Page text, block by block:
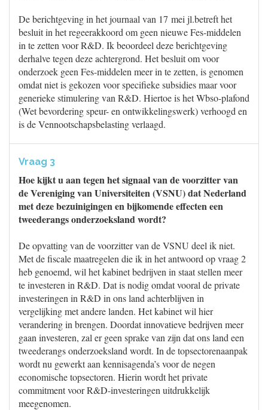
De berichtgeving in het journaal van 17 mei jl.betreft het
besluit in het regeerakkoord om geen nieuwe Fes-middelen
in te zetten voor R&D. Ik beoordeel deze berichtgeving
derhalve tegen deze achtergrond. Het besluit om voor
onderzoek geen Fes-middelen meer in te zetten, is genomen
omdat niet is gekozen voor specifieke subsidies maar voor
generieke stimulering van R&D. Hiertoe is het Wbso-plafond
(Wet bevordering speur- en ontwikkelingswerk) verhoogd en
is de Vennootschapsbelasting verlaagd.
Vraag 3
Hoe kijkt u aan tegen het signaal van de voorzitter van
de Vereniging van Universiteiten (VSNU) dat Nederland
met deze bezuinigingen en bijkomende effecten een
tweederangs onderzoeksland wordt?
De opvatting van de voorzitter van de VSNU deel ik niet.
Met de fiscale maatregelen die ik in het antwoord op vraag 2
heb genoemd, wil het kabinet bedrijven in staat stellen meer
te investeren in R&D. Dat is nodig omdat vooral de private
investeringen in R&D in ons land achterblijven in
vergelijking met andere landen. Het kabinet wil hier
verandering in brengen. Doordat innovatieve bedrijven meer
gaan investeren, zal er geen sprake van zijn dat ons land een
tweederangs onderzoeksland wordt. In de topsectorenaanpak
wordt nu gewerkt aan kennisagenda’s voor de negen
economische topsectoren. Hierin wordt het private
commitment voor R&D-investeringen uitdrukkelijk
meegenomen.